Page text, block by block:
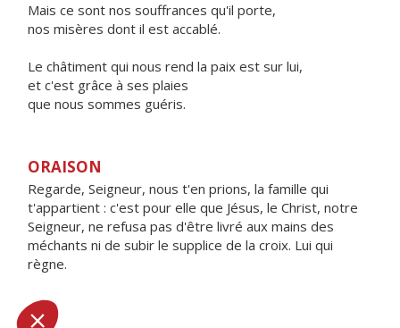
Mais ce sont nos souffrances qu'il porte,
nos misères dont il est accablé.
Le châtiment qui nous rend la paix est sur lui,
et c'est grâce à ses plaies
que nous sommes guéris.
ORAISON
Regarde, Seigneur, nous t'en prions, la famille qui
t'appartient : c'est pour elle que Jésus, le Christ, notre
Seigneur, ne refusa pas d'être livré aux mains des
méchants ni de subir le supplice de la croix. Lui qui
règne.